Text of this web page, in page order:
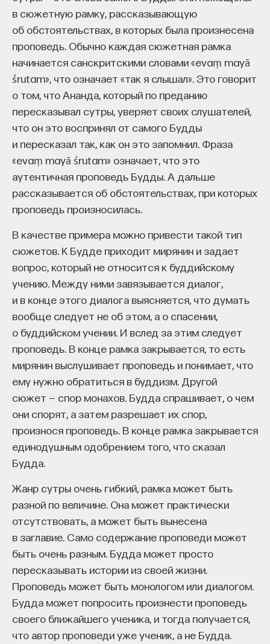
в сюжетную рамку, рассказывающую
об обстоятельствах, в которых была произнесена
проповедь. Обычно каждая сюжетная рамка
начинается санскритскими словами «evaṃ mayā
śrutam», что означает «так я слышал». Это говорит
о том, что Ананда, который по преданию
пересказывал сутры, уверяет своих слушателей,
что он это воспринял от самого Будды
и пересказал так, как он это запомнил. Фраза
«evaṃ mayā śrutam» означает, что это
аутентичная проповедь Будды. А дальше
рассказывается об обстоятельствах, при которых
проповедь произносилась.
В качестве примера можно привести такой тип
сюжетов. К Будде приходит мирянин и задает
вопрос, который не относится к буддийскому
учению. Между ними завязывается диалог,
и в конце этого диалога выясняется, что думать
вообще следует не об этом, а о спасении,
о буддийском учении. И вслед за этим следует
проповедь. В конце рамка закрывается, то есть
мирянин выслушивает проповедь и понимает, что
ему нужно обратиться в буддизм. Другой
сюжет — спор монахов. Будда спрашивает, о чем
они спорят, а затем разрешает их спор,
произнося проповедь. В конце рамка закрывается
единодушным одобрением того, что сказал
Будда.
Жанр сутры очень гибкий, рамка может быть
разной по величине. Она может практически
отсутствовать, а может быть вынесена
в заглавие. Само содержание проповеди может
быть очень разным. Будда может просто
пересказывать истории из своей жизни.
Проповедь может быть монологом или диалогом.
Будда может попросить произнести проповедь
своего ближайшего ученика, и тогда получается,
что автор проповеди уже ученик, а не Будда.